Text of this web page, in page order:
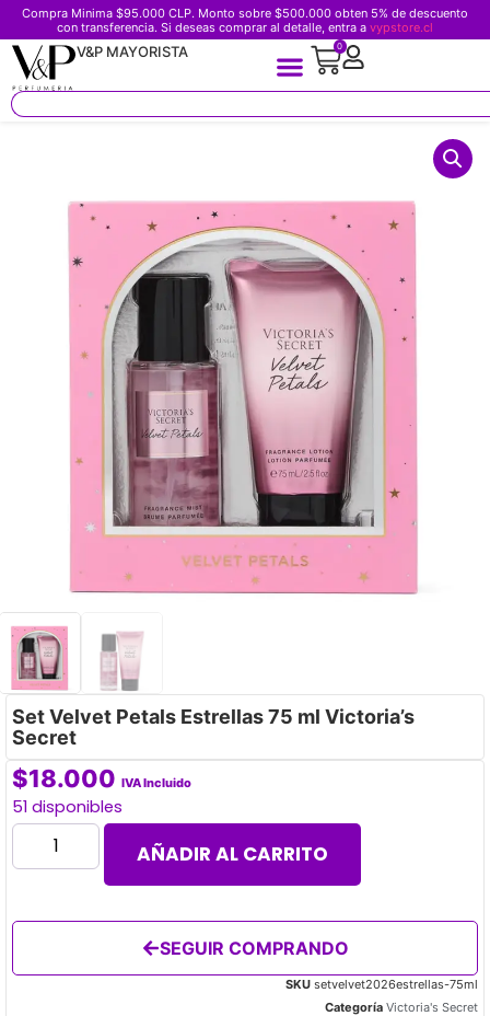
Compra Minima $95.000 CLP. Monto sobre $500.000 obten 5% de descuento
con transferencia. Si deseas comprar al detalle, entra a vypstore.cl
V&P MAYORISTA 0
Set Velvet Petals Estrellas 75 ml Victoria’s
Secret
$18.000 IVA Incluido
51 disponibles
AÑADIR AL CARRITO
SEGUIR COMPRANDO
SKU setvelvet2026estrellas-75ml
Categoría Victoria's Secret